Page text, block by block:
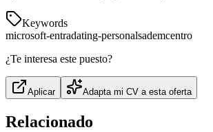
Keywords
microsoft-entradating-personalsademcentro
¿Te interesa este puesto?
Aplicar Adapta mi CV a esta oferta
Relacionado